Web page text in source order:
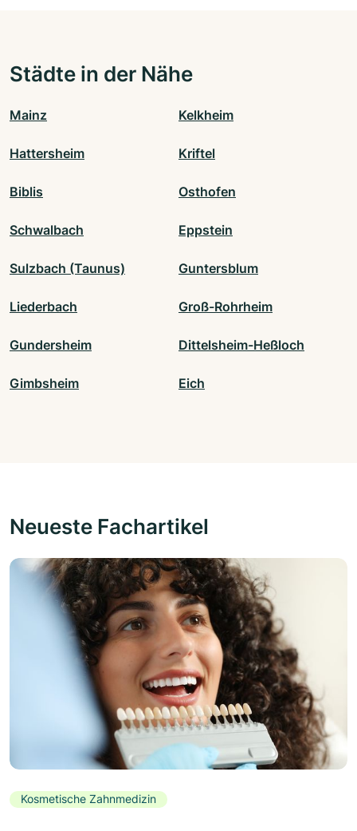
Städte in der Nähe
Mainz Kelkheim
Hattersheim Kriftel
Biblis Osthofen
Schwalbach Eppstein
Sulzbach (Taunus) Guntersblum
Liederbach Groß-Rohrheim
Gundersheim Dittelsheim-Heßloch
Gimbsheim Eich
Neueste Fachartikel
Kosmetische Zahnmedizin